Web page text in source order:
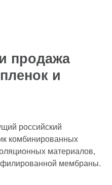
продажа
и
российский
комбинированных
материалов,
мембраны.